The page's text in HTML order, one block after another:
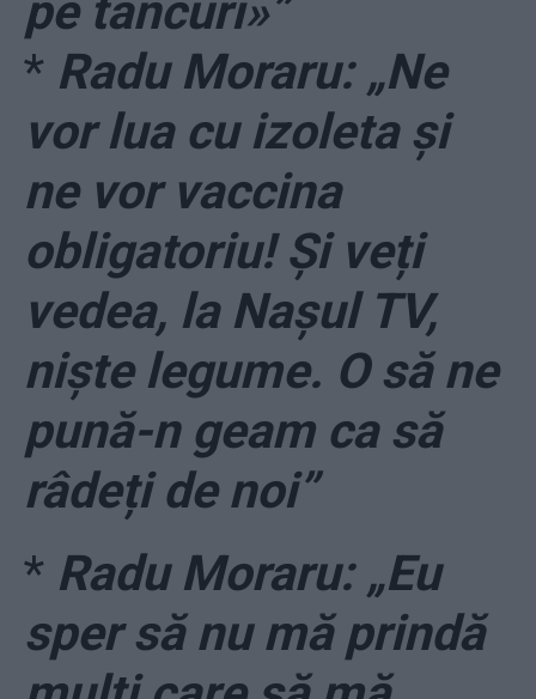
pe tancuri»”
* Radu Moraru: „Ne
vor lua cu izoleta și
ne vor vaccina
obligatoriu! Și veți
vedea, la Nașul TV,
niște legume. O să ne
pună-n geam ca să
râdeți de noi”
* Radu Moraru: „Eu
sper să nu mă prindă